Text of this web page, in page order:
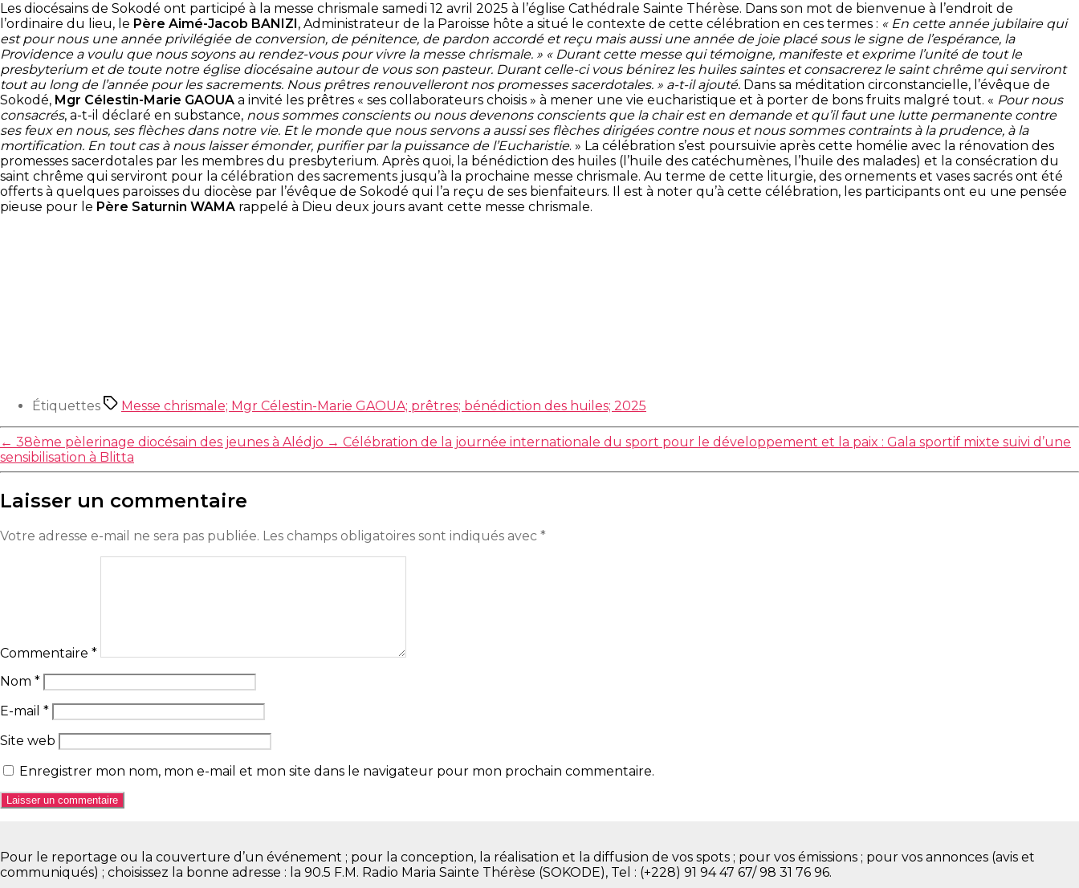
Les diocésains de Sokodé ont participé à la messe chrismale samedi 12 avril 2025 à l’église Cathédrale Sainte Thérèse. Dans son mot de bienvenue à l’endroit de
l’ordinaire du lieu, le Père Aimé-Jacob BANIZI , Administrateur de la Paroisse hôte a situé le contexte de cette célébration en ces termes : « En cette année jubilaire qui
est pour nous une année privilégiée de conversion, de pénitence, de pardon accordé et reçu mais aussi une année de joie placé sous le signe de l’espérance, la
Providence a voulu que nous soyons au rendez-vous pour vivre la messe chrismale. » « Durant cette messe qui témoigne, manifeste et exprime l’unité de tout le
presbyterium et de toute notre église diocésaine autour de vous son pasteur. Durant celle-ci vous bénirez les huiles saintes et consacrerez le saint chrême qui serviront
tout au long de l’année pour les sacrements. Nous prêtres renouvelleront nos promesses sacerdotales. » a-t-il ajouté. Dans sa méditation circonstancielle, l’évêque de
Sokodé, Mgr Célestin-Marie GAOUA a invité les prêtres « ses collaborateurs choisis » à mener une vie eucharistique et à porter de bons fruits malgré tout. « Pour nous
consacrés, a-t-il déclaré en substance, nous sommes conscients ou nous devenons conscients que la chair est en demande et qu’il faut une lutte permanente contre
ses feux en nous, ses flèches dans notre vie. Et le monde que nous servons a aussi ses flèches dirigées contre nous et nous sommes contraints à la prudence, à la
mortification. En tout cas à nous laisser émonder, purifier par la puissance de l’Eucharistie. » La célébration s’est poursuivie après cette homélie avec la rénovation des
promesses sacerdotales par les membres du presbyterium. Après quoi, la bénédiction des huiles (l’huile des catéchumènes, l’huile des malades) et la consécration du
saint chrême qui serviront pour la célébration des sacrements jusqu’à la prochaine messe chrismale. Au terme de cette liturgie, des ornements et vases sacrés ont été
offerts à quelques paroisses du diocèse par l’évêque de Sokodé qui l’a reçu de ses bienfaiteurs. Il est à noter qu’à cette célébration, les participants ont eu une pensée
pieuse pour le Père Saturnin WAMA rappelé à Dieu deux jours avant cette messe chrismale.
Étiquettes Messe chrismale; Mgr Célestin-Marie GAOUA; prêtres; bénédiction des huiles; 2025
← 38ème pèlerinage diocésain des jeunes à Alédjo → Célébration de la journée internationale du sport pour le développement et la paix : Gala sportif mixte suivi d’une
sensibilisation à Blitta
Laisser un commentaire
Votre adresse e-mail ne sera pas publiée. Les champs obligatoires sont indiqués avec *
Commentaire *
Nom *
E-mail *
Site web
Enregistrer mon nom, mon e-mail et mon site dans le navigateur pour mon prochain commentaire.
Pour le reportage ou la couverture d’un événement ; pour la conception, la réalisation et la diffusion de vos spots ; pour vos émissions ; pour vos annonces (avis et
communiqués) ; choisissez la bonne adresse : la 90.5 F.M. Radio Maria Sainte Thérèse (SOKODE), Tel : (+228) 91 94 47 67/ 98 31 76 96.